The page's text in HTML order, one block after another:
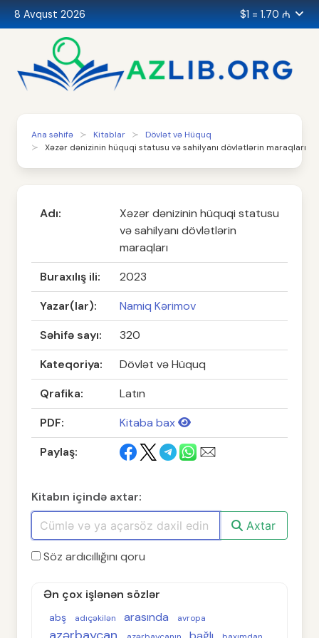
8 Avqust 2026 $1 = 1.70 ₼
Ana səhifə Kitablar
Dövlət və Hüquq
Xəzər dənizinin hüquqi statusu və sahilyanı dövlətlərin maraqları
Adı:
Xəzər dənizinin hüquqi statusu
və sahilyanı dövlətlərin
maraqları
Buraxılış ili:
2023
Yazar(lar):
Namiq Kərimov
Səhifə sayı:
320
Kateqoriya:
Dövlət və Hüquq
Qrafika:
Latın
PDF:
Kitaba bax
Paylaş:
Kitabın içində axtar:
Axtar
Söz ardıcıllığını qoru
Ən çox işlənən sözlər
abş adıçəkilən arasında avropa